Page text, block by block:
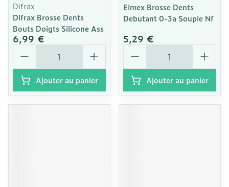
Difrax
Difrax Brosse Dents
Bouts Doigts Silicone Ass
6,99 €
Quantité
Ajouter au panier
Elmex Brosse Dents
Debutant 0-3a Souple Nf
5,29 €
Quantité
Ajouter au panier